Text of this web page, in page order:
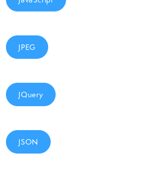
JPEG
JQuery
JSON